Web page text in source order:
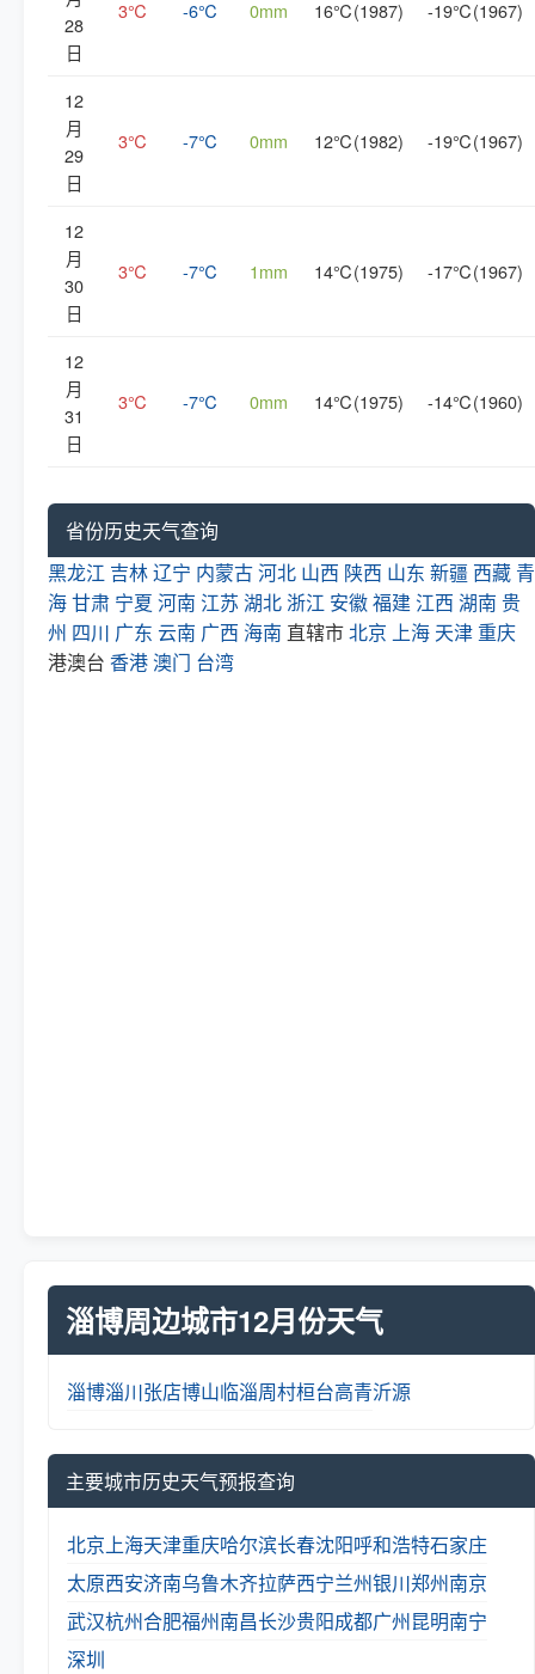
28
日
3℃ -6℃ 0mm 16℃(1987) -19℃(1967)
12
月
29
日
3℃ -7℃ 0mm 12℃(1982) -19℃(1967)
12
月
30
日
3℃ -7℃ 1mm 14℃(1975) -17℃(1967)
12
月
31
日
3℃ -7℃ 0mm 14℃(1975) -14℃(1960)
省份历史天气查询
黑龙江 吉林辽宁 内蒙古河北 山西 陕西 山东 新疆 西藏 青
海甘肃 宁夏 河南 江苏 湖北 浙江 安徽福建 江西 湖南 贵
州 四川 广东 云南 广西 海南 直辖市北京 上海 天津 重庆
港澳台 香港澳门 台湾
淄博周边城市12月份天气
淄博淄川张店博山临淄周村桓台高青沂源
主要城市历史天气预报查询
北京 上海天津重庆哈尔滨长春沈阳呼和浩特石家庄
太原西安济南乌鲁木齐拉萨西宁兰州银川郑州南京
武汉杭州合肥福州南昌长沙贵阳成都广州昆明南宁
深圳